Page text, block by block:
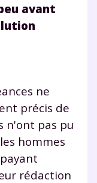
avant
ne
précis de
n'ont pas pu
hommes
rédaction